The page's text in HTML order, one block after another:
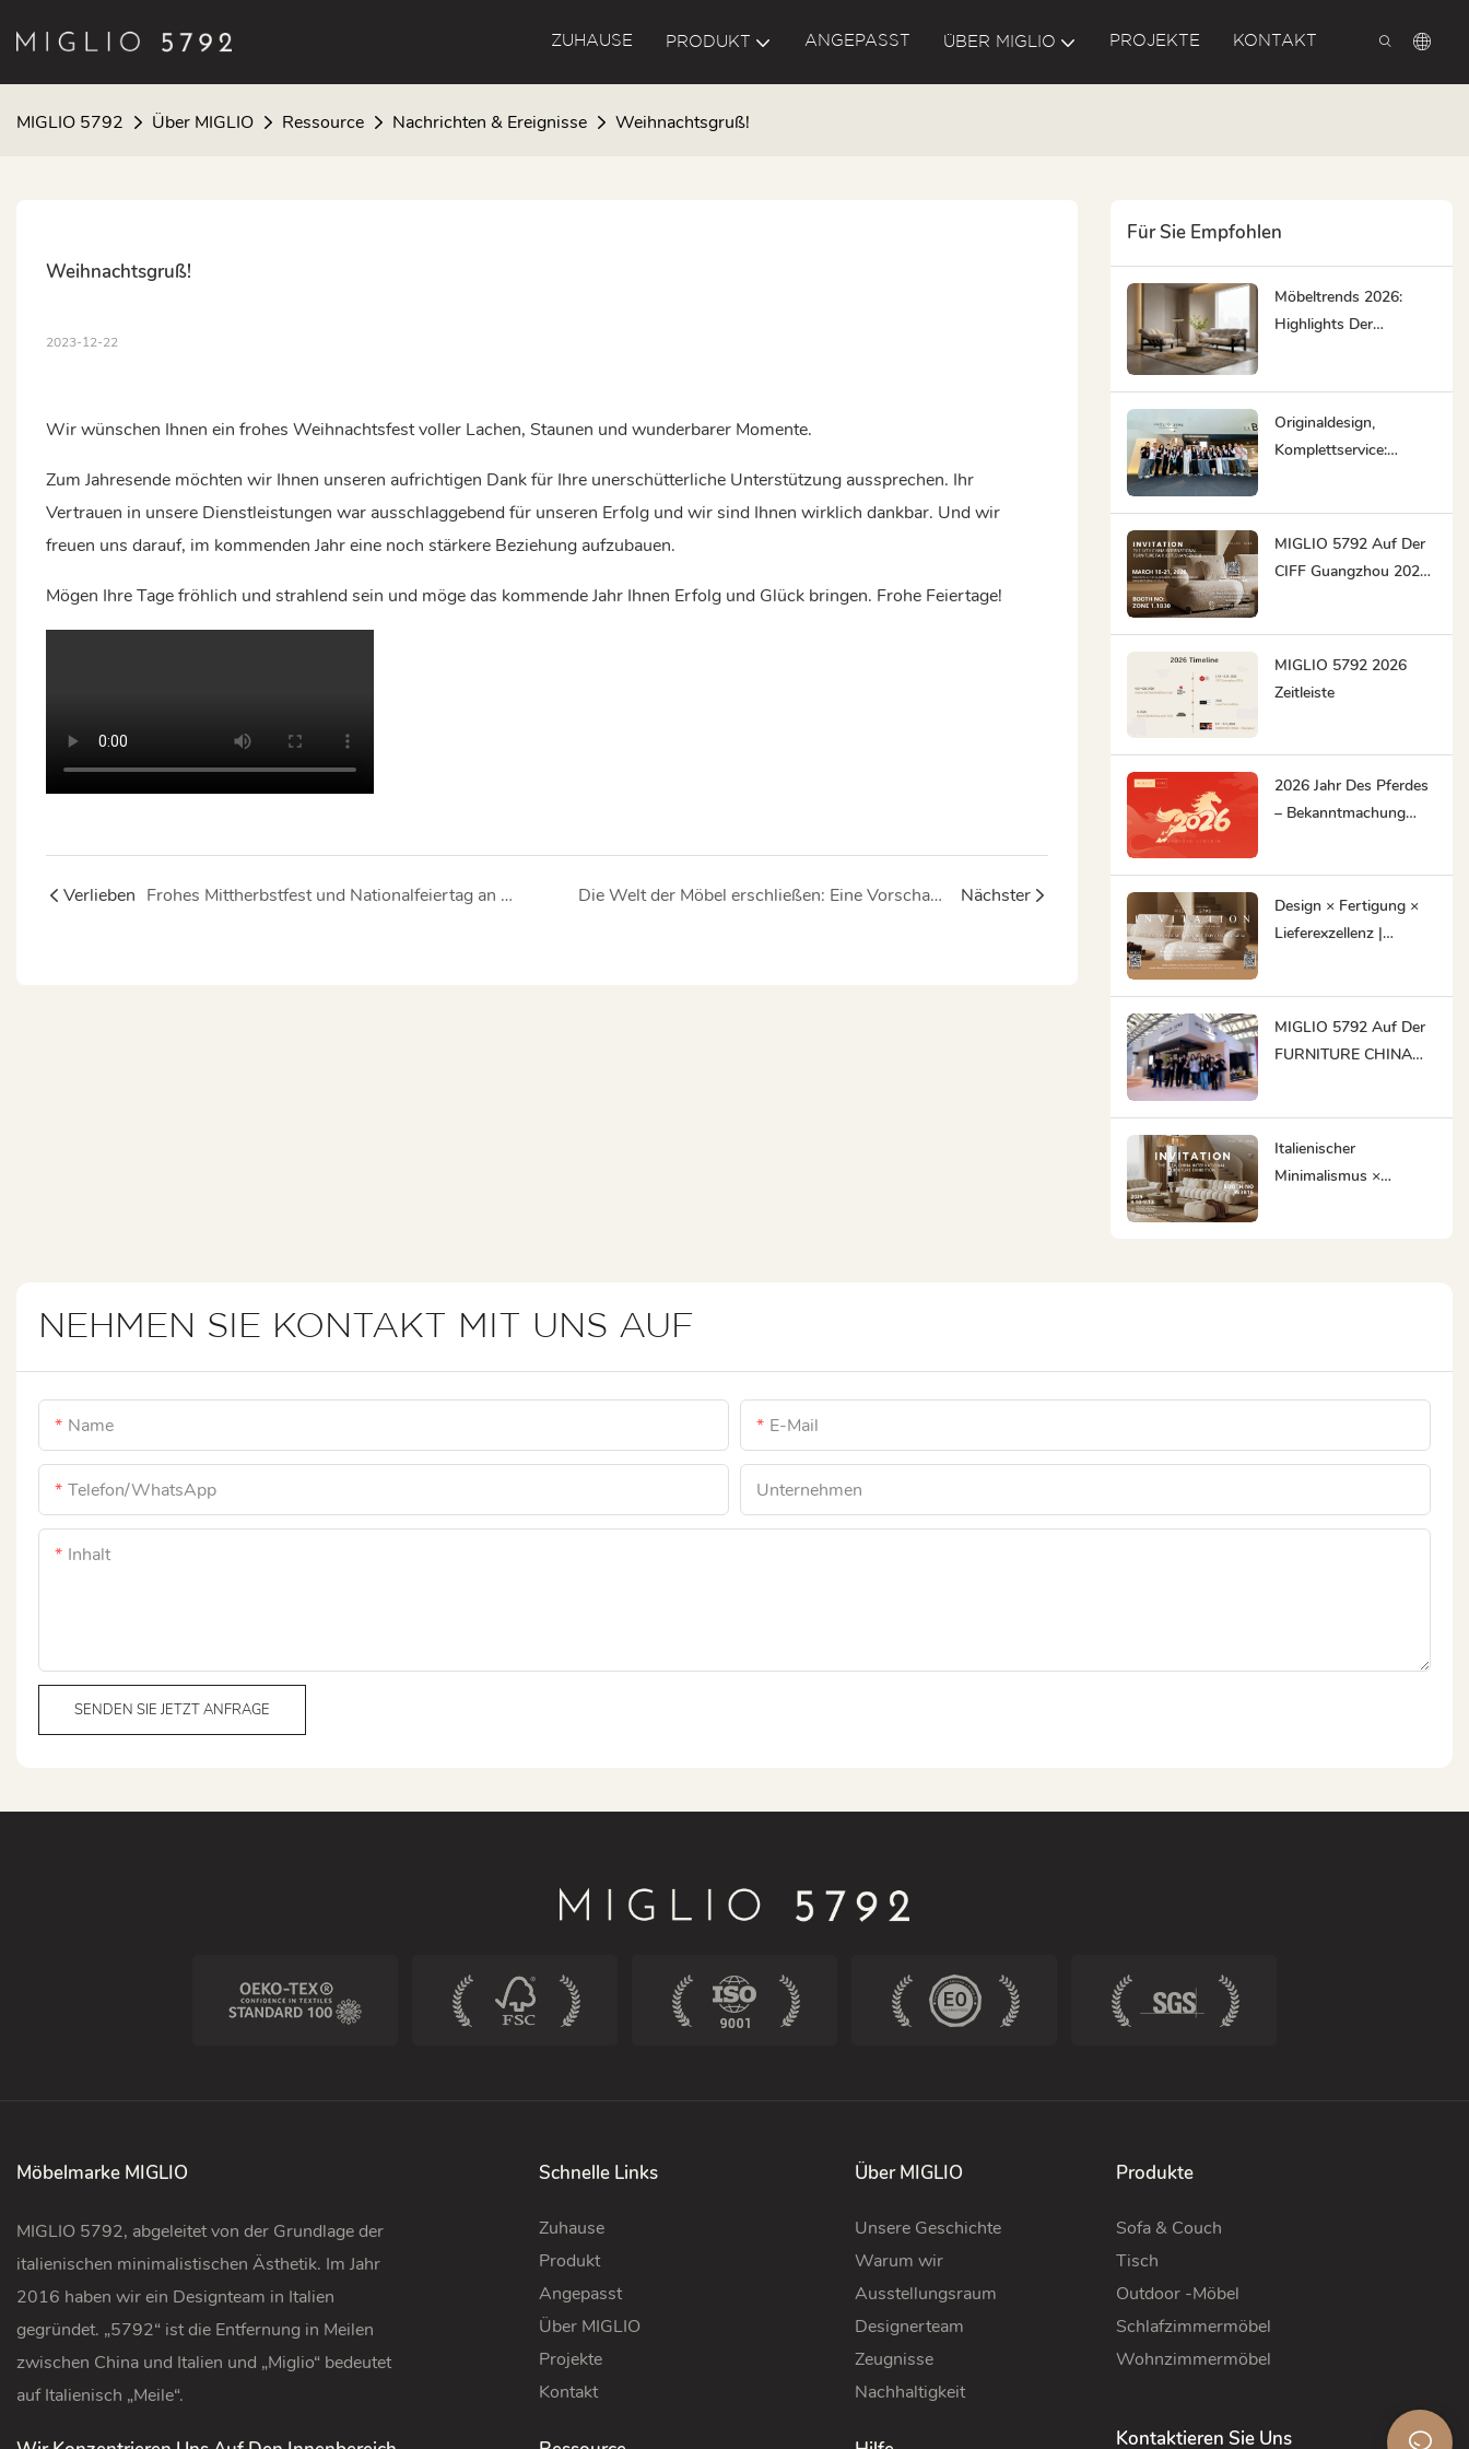
ZUHAUSE PRODUKT ANGEPASST ÜBER MIGLIO PROJEKTE KONTAKT
MIGLIO 5792 Über MIGLIO Ressource Nachrichten & Ereignisse Weihnachtsgruß!
Weihnachtsgruß!
2023-12-22
Wir wünschen Ihnen ein frohes Weihnachtsfest voller Lachen, Staunen und wunderbarer Momente.
Zum Jahresende möchten wir Ihnen unseren aufrichtigen Dank für Ihre unerschütterliche Unterstützung aussprechen. Ihr
Vertrauen in unsere Dienstleistungen war ausschlaggebend für unseren Erfolg und wir sind Ihnen wirklich dankbar. Und wir
freuen uns darauf, im kommenden Jahr eine noch stärkere Beziehung aufzubauen.
Mögen Ihre Tage fröhlich und strahlend sein und möge das kommende Jahr Ihnen Erfolg und Glück bringen. Frohe Feiertage!
Verlieben Frohes Mittherbstfest und Nationalfeiertag an alle! Die Welt der Möbel erschließen: Eine Vorschau auf die bevorstehende Expo Nächster
Für Sie Empfohlen
Möbeltrends 2026:
Highlights Der
Originaldesign,
Komplettservice:
MIGLIO 5792 Auf Der
CIFF Guangzhou 2026
MIGLIO 5792 2026
Zeitleiste
2026 Jahr Des Pferdes
– Bekanntmachung
Design × Fertigung ×
Lieferexzellenz |
MIGLIO 5792 Auf Der
FURNITURE CHINA
Italienischer
Minimalismus ×
NEHMEN SIE KONTAKT MIT UNS AUF
Name E-Mail
Telefon/WhatsApp Unternehmen
Inhalt
SENDEN SIE JETZT ANFRAGE
Möbelmarke MIGLIO
MIGLIO 5792, abgeleitet von der Grundlage der
italienischen minimalistischen Ästhetik. Im Jahr
2016 haben wir ein Designteam in Italien
gegründet. „5792“ ist die Entfernung in Meilen
zwischen China und Italien und „Miglio“ bedeutet
auf Italienisch „Meile“.
Schnelle Links
Zuhause
Produkt
Angepasst
Über MIGLIO
Projekte
Kontakt
Über MIGLIO
Unsere Geschichte
Warum wir
Ausstellungsraum
Designerteam
Zeugnisse
Nachhaltigkeit
Produkte
Sofa & Couch
Tisch
Outdoor -Möbel
Schlafzimmermöbel
Wohnzimmermöbel
Kontaktieren Sie Uns